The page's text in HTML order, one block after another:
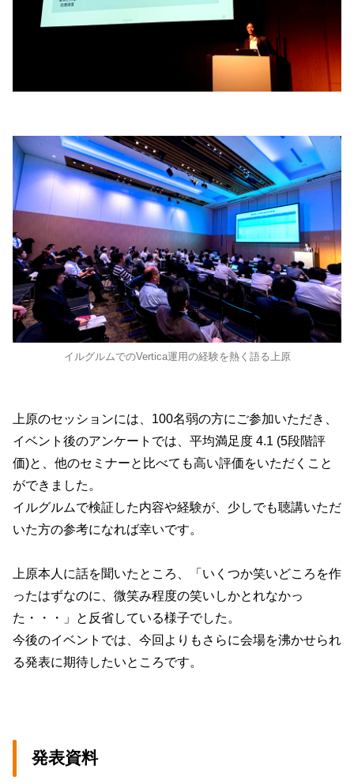
イルグルムでのVertica運用の経験を熱く語る上原
上原のセッションには、100名弱の方にご参加いただき、
イベント後のアンケートでは、平均満足度 4.1 (5段階評
価)と、他のセミナーと比べても高い評価をいただくこと
ができました。
イルグルムで検証した内容や経験が、少しでも聴講いただ
いた方の参考になれば幸いです。
上原本人に話を聞いたところ、「いくつか笑いどころを作
ったはずなのに、微笑み程度の笑いしかとれなかっ
た・・・」と反省している様子でした。
今後のイベントでは、今回よりもさらに会場を沸かせられ
る発表に期待したいところです。
発表資料